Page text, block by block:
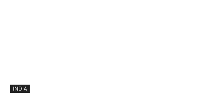
INDIA